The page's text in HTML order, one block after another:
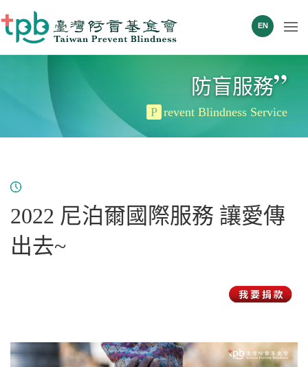
EN
防盲服務”
P revent Blindness Service
2022 尼泊爾國際服務 讓愛傳
出去~